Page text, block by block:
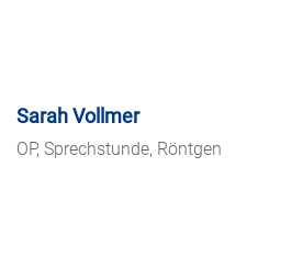
Sarah Vollmer
OP, Sprechstunde, Röntgen